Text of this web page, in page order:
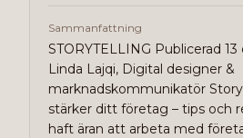
Sammanfattning
STORYTELLING Publicerad
Linda Lajqi, Digital designer &
marknadskommunikatör
stärker ditt företag – tips och
haft äran att arbeta med